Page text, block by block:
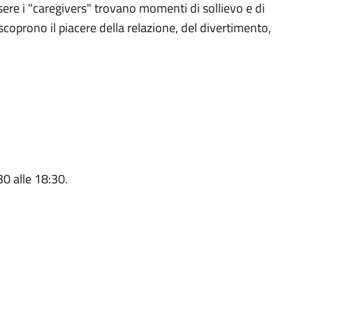
i "caregivers" trovano momenti di sollievo e di
il piacere della relazione, del divertimento,
alle 18:30.